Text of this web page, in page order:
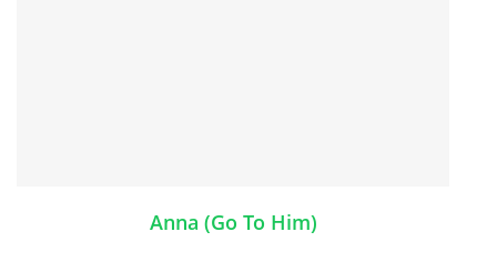
Anna (Go To Him)